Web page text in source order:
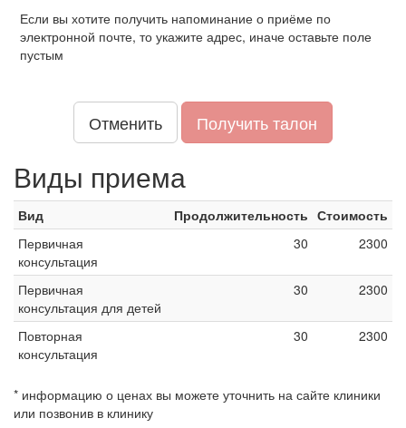
Если вы хотите получить напоминание о приёме по
электронной почте, то укажите адрес, иначе оставьте поле
пустым
Отменить Получить талон
Виды приема
Вид Продолжительность Стоимость
Первичная
консультация
30 2300
Первичная
консультация для детей
30 2300
Повторная
консультация
30 2300
* информацию о ценах вы можете уточнить на сайте клиники
или позвонив в клинику